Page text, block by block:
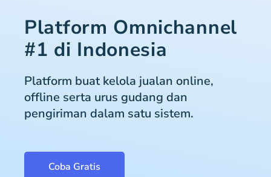
Platform Omnichannel
#1 di Indonesia
Platform buat kelola jualan online,
offline serta urus gudang dan
pengiriman dalam satu sistem.
Coba Gratis